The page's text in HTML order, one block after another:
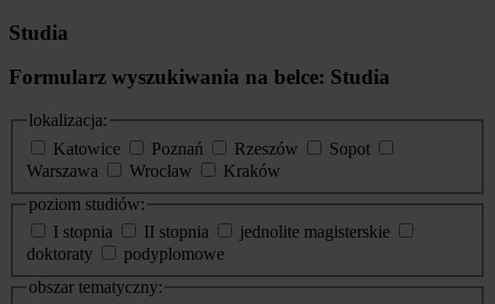
Studia
Formularz wyszukiwania na belce: Studia
lokalizacja:
Katowice
Poznań Rzeszów
Sopot
Warszawa
Wrocław
Kraków
poziom studiów:
I stopnia
II stopnia
jednolite magisterskie
doktoraty
podyplomowe
obszar tematyczny: